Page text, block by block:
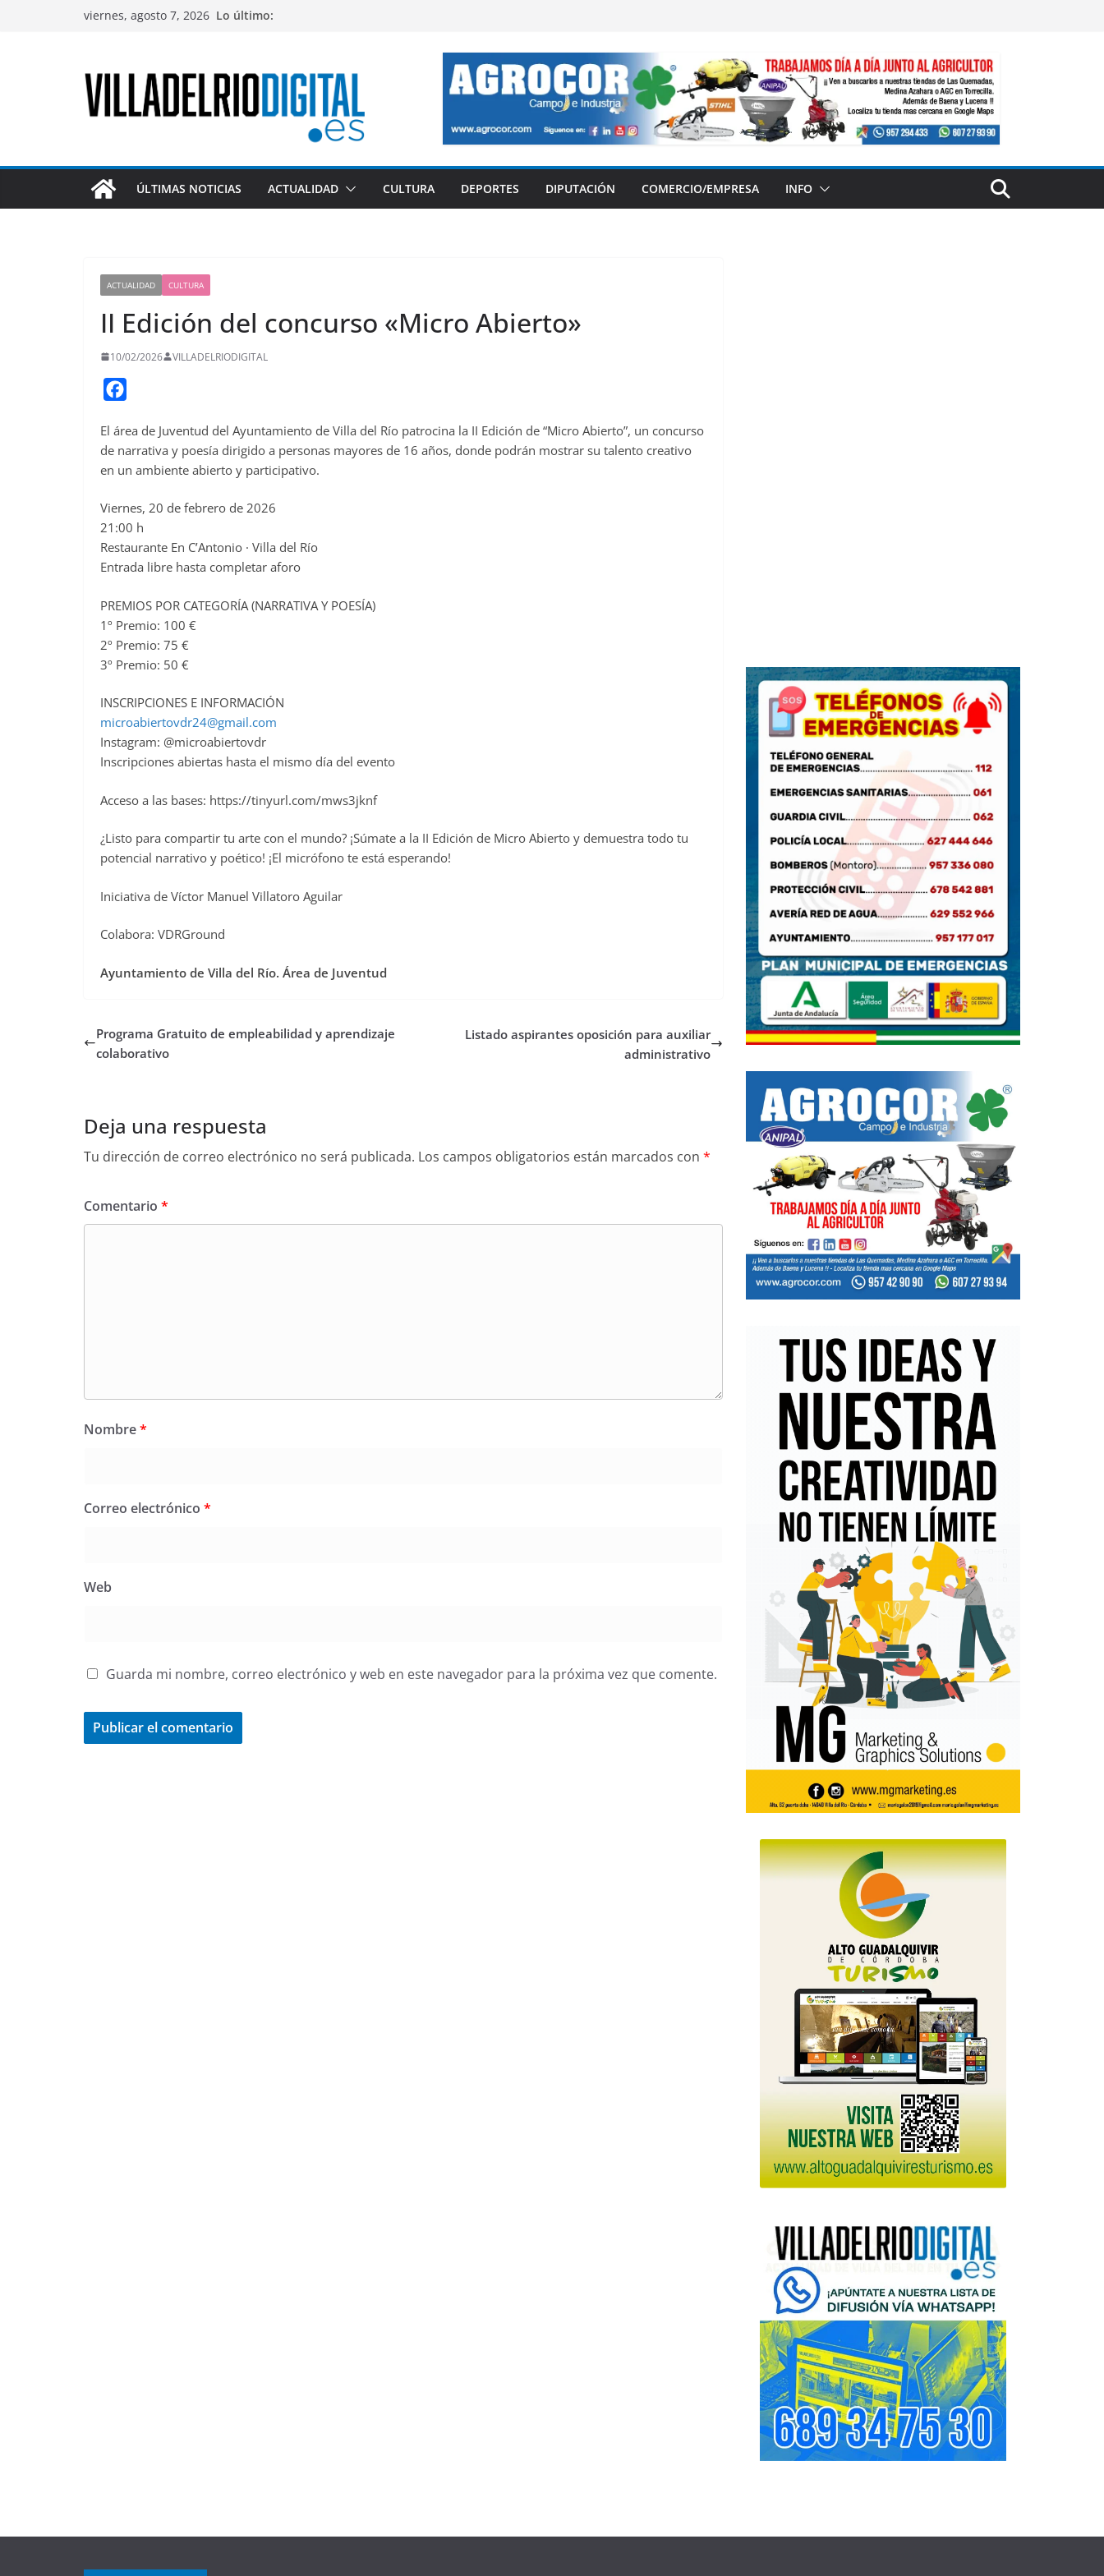
viernes, agosto 7, 2026 Lo último:
ÚLTIMAS NOTICIAS ACTUALIDAD CULTURA DEPORTES DIPUTACIÓN COMERCIO/EMPRESA INFO
ACTUALIDAD CULTURA
II Edición del concurso «Micro Abierto»
10/02/2026 VILLADELRIODIGITAL
c
e
o
o
k
El área de Juventud del Ayuntamiento de Villa del Río patrocina la II Edición de “Micro Abierto”, un concurso
de narrativa y poesía dirigido a personas mayores de 16 años, donde podrán mostrar su talento creativo
en un ambiente abierto y participativo.
Viernes, 20 de febrero de 2026
21:00 h
Restaurante En C’Antonio · Villa del Río
Entrada libre hasta completar aforo
PREMIOS POR CATEGORÍA (NARRATIVA Y POESÍA)
1º Premio: 100 €
2º Premio: 75 €
3º Premio: 50 €
INSCRIPCIONES E INFORMACIÓN
microabiertovdr24@gmail.com
Instagram: @microabiertovdr
Inscripciones abiertas hasta el mismo día del evento
Acceso a las bases: https://tinyurl.com/mws3jknf
¿Listo para compartir tu arte con el mundo? ¡Súmate a la II Edición de Micro Abierto y demuestra todo tu
potencial narrativo y poético! ¡El micrófono te está esperando!
Iniciativa de Víctor Manuel Villatoro Aguilar
Colabora: VDRGround
Ayuntamiento de Villa del Río. Área de Juventud
Programa Gratuito de empleabilidad y aprendizaje
colaborativo
Listado aspirantes oposición para auxiliar
administrativo
Deja una respuesta
Tu dirección de correo electrónico no será publicada. Los campos obligatorios están marcados con *
Comentario *
Nombre*
Correo electrónico *
Web
Guarda mi nombre, correo electrónico y web en este navegador para la próxima vez que comente.